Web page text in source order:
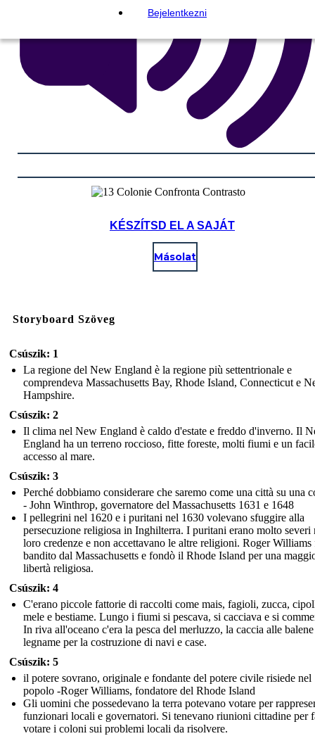
Bejelentkezni
KÉSZÍTSD EL A SAJÁT
Másolat
Storyboard Szöveg
Csúszik: 1
La regione del New England è la regione più settentrionale e
comprendeva Massachusetts Bay, Rhode Island, Connecticut e
Hampshire.
Csúszik: 2
Il clima nel New England è caldo d'estate e freddo d'inverno. Il
England ha un terreno roccioso, fitte foreste, molti fiumi e un
accesso al mare.
Csúszik: 3
Perché dobbiamo considerare che saremo come una città su una
- John Winthrop, governatore del Massachusetts 1631 e 1648
I pellegrini nel 1620 e i puritani nel 1630 volevano sfuggire alla
persecuzione religiosa in Inghilterra. I puritani erano molto severi
loro credenze e non accettavano le altre religioni. Roger Williams
bandito dal Massachusetts e fondò il Rhode Island per una
libertà religiosa.
Csúszik: 4
C'erano piccole fattorie di raccolti come mais, fagioli, zucca,
mele e bestiame. Lungo i fiumi si pescava, si cacciava e si
In riva all'oceano c'era la pesca del merluzzo, la caccia alle
legname per la costruzione di navi e case.
Csúszik: 5
il potere sovrano, originale e fondante del potere civile risiede nel
popolo -Roger Williams, fondatore del Rhode Island
Gli uomini che possedevano la terra potevano votare per
funzionari locali e governatori. Si tenevano riunioni cittadine per
votare i coloni sui problemi locali da risolvere.